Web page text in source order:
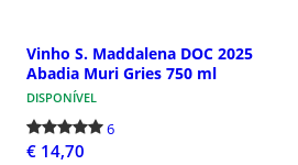
Vinho S. Maddalena DOC 2025
Abadia Muri Gries 750 ml
DISPONÍVEL
6
€ 14,70